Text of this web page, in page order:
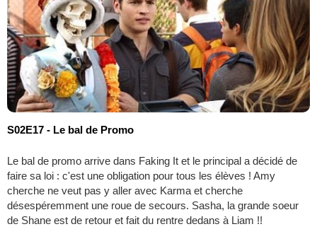
S02E17 - Le bal de Promo
Le bal de promo arrive dans Faking It et le principal a décidé de
faire sa loi : c'est une obligation pour tous les élèves ! Amy
cherche ne veut pas y aller avec Karma et cherche
désespéremment une roue de secours. Sasha, la grande soeur
de Shane est de retour et fait du rentre dedans à Liam !!